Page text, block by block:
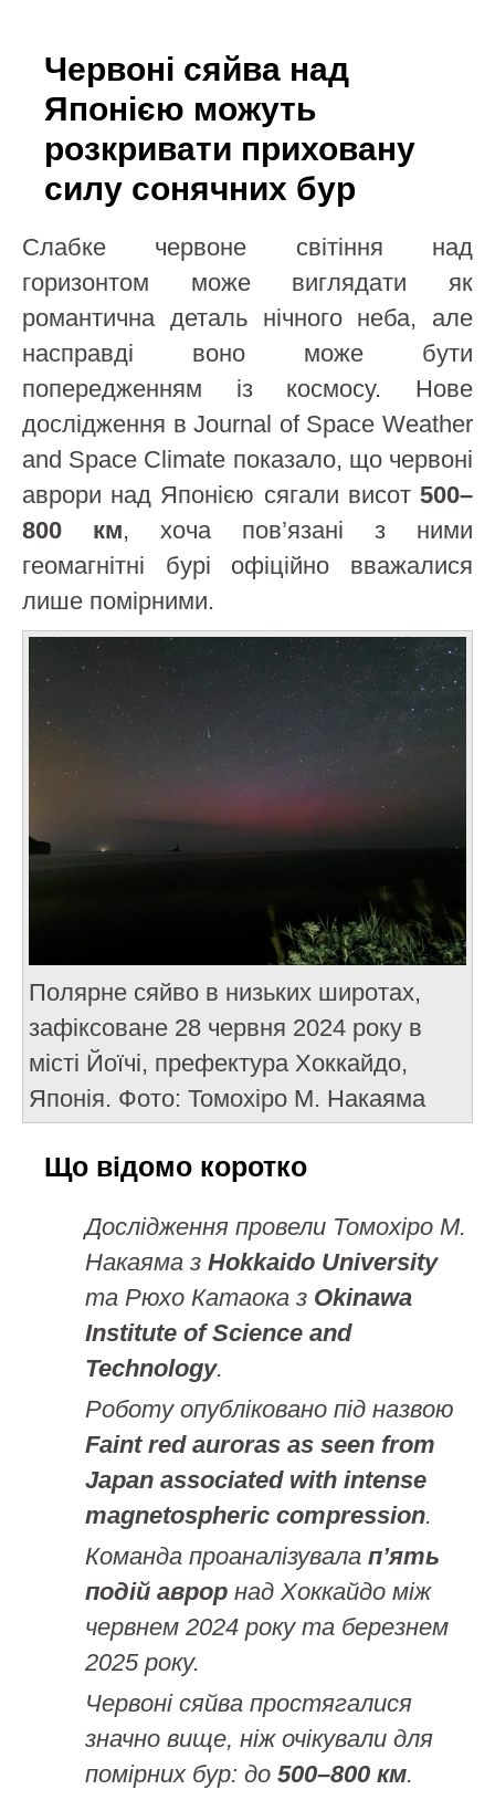
Червоні сяйва над
Японією можуть
розкривати приховану
силу сонячних бур
Слабке червоне світіння над
горизонтом може виглядати як
романтична деталь нічного неба, але
насправді воно може бути
попередженням із космосу. Нове
дослідження в Journal of Space Weather
and Space Climate показало, що червоні
аврори над Японією сягали висот 500–
800 км, хоча пов’язані з ними
геомагнітні бурі офіційно вважалися
лише помірними.
Полярне сяйво в низьких широтах,
зафіксоване 28 червня 2024 року в
місті Йоїчі, префектура Хоккайдо,
Японія. Фото: Томохіро М. Накаяма
Що відомо коротко
Дослідження провели Томохіро М.
Накаяма зHokkaido University
та Рюхо Катаока з Okinawa
Institute of Science and
Technology.
Роботу опубліковано під назвою
Faint red auroras as seen from
Japan associated with intense
magnetospheric compression.
Команда проаналізувалап’ять
подій аврор над Хоккайдо між
червнем 2024 року та березнем
2025 року.
Червоні сяйва простягалися
значно вище, ніж очікували для
помірних бур: до500–800 км.